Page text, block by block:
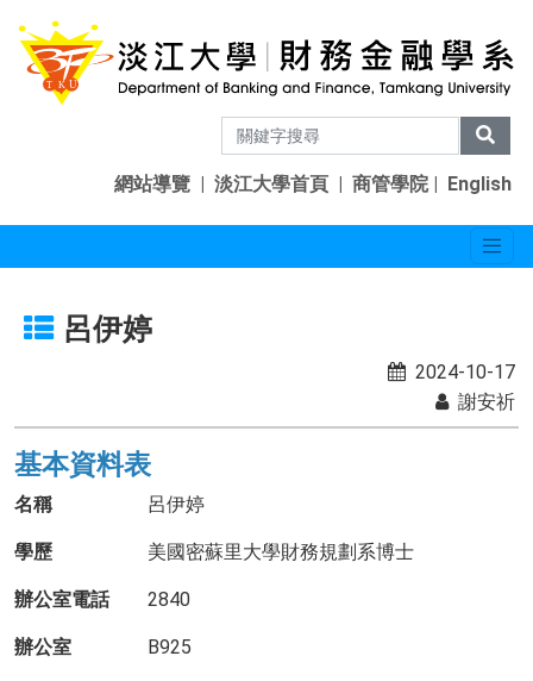
網站導覽 | 淡江大學首頁 | 商管學院| English
呂伊婷
2024-10-17
謝安祈
基本資料表
名稱 呂伊婷
學歷 美國密蘇里大學財務規劃系博士
辦公室電話2840
辦公室 B925